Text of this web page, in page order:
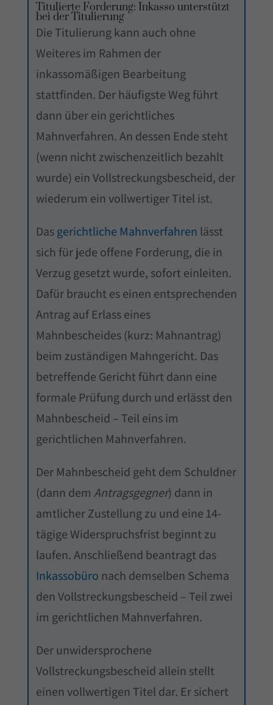
Titulierte Forderung: Inkasso unterstützt
bei der Titulierung
Die Titulierung kann auch ohne
Weiteres im Rahmen der
inkassomäßigen Bearbeitung
stattfinden. Der häufigste Weg führt
dann über ein gerichtliches
Mahnverfahren. An dessen Ende steht
(wenn nicht zwischenzeitlich bezahlt
wurde) ein Vollstreckungsbescheid, der
wiederum ein vollwertiger Titel ist.
Dasgerichtliche Mahnverfahren lässt
sich für jede offene Forderung, die in
Verzug gesetzt wurde, sofort einleiten.
Dafür braucht es einen entsprechenden
Antrag auf Erlass eines
Mahnbescheides (kurz: Mahnantrag)
beim zuständigen Mahngericht. Das
betreffende Gericht führt dann eine
formale Prüfung durch und erlässt den
Mahnbescheid – Teil eins im
gerichtlichen Mahnverfahren.
Der Mahnbescheid geht dem Schuldner
(dann dem Antragsgegner) dann in
amtlicher Zustellung zu und eine 14-
tägige Widerspruchsfrist beginnt zu
laufen. Anschließend beantragt das
Inkassobüro nach demselben Schema
den Vollstreckungsbescheid – Teil zwei
im gerichtlichen Mahnverfahren.
Der unwidersprochene
Vollstreckungsbescheid allein stellt
einen vollwertigen Titel dar. Er sichert